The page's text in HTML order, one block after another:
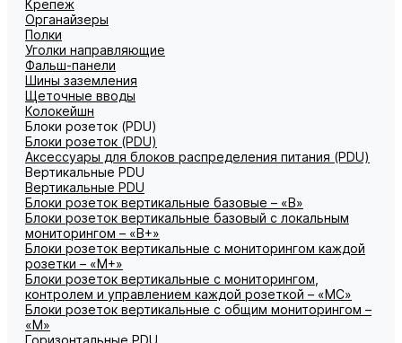
Крепеж
Органайзеры
Полки
Уголки направляющие
Фальш-панели
Шины заземления
Щеточные вводы
Колокейшн
Блоки розеток (PDU)
Блоки розеток (PDU)
Аксессуары для блоков распределения питания (PDU)
Вертикальные PDU
Вертикальные PDU
Блоки розеток вертикальные базовые – «В»
Блоки розеток вертикальные базовый с локальным
мониторингом – «В+»
Блоки розеток вертикальные с мониторингом каждой
розетки – «М+»
Блоки розеток вертикальные с мониторингом,
контролем и управлением каждой розеткой – «МС»
Блоки розеток вертикальные с общим мониторингом –
«М»
Горизонтальные PDU